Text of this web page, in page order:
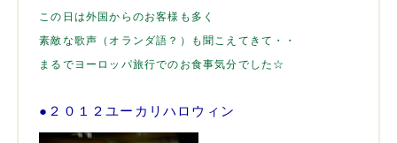
この日は外国からのお客様も多く
素敵な歌声（オランダ語？）も聞こえてきて・・
まるでヨーロッパ旅行でのお食事気分でした☆
●２０１２ユーカリハロウィン